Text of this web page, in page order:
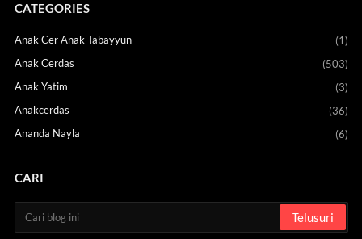
CATEGORIES
Anak Cer Anak Tabayyun
(1)
Anak Cerdas
(503)
Anak Yatim
(3)
Anakcerdas
(36)
Ananda Nayla
(6)
CARI